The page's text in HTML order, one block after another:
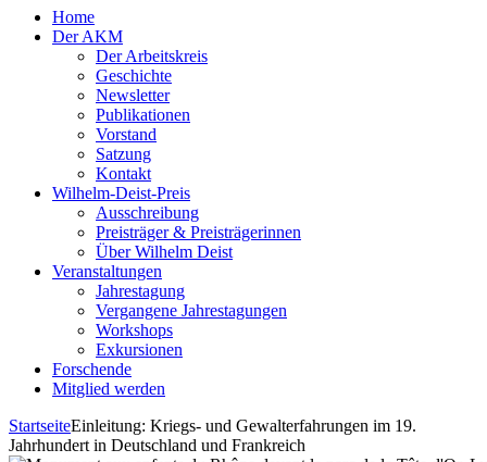
Home
Der AKM
Der Arbeitskreis
Geschichte
Newsletter
Publikationen
Vorstand
Satzung
Kontakt
Wilhelm-Deist-Preis
Ausschreibung
Preisträger & Preisträgerinnen
Über Wilhelm Deist
Veranstaltungen
Jahrestagung
Vergangene Jahrestagungen
Workshops
Exkursionen
Forschende
Mitglied werden
StartseiteEinleitung: Kriegs- und Gewalterfahrungen im 19.
Jahrhundert in Deutschland und Frankreich